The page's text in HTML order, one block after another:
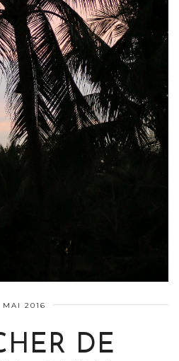
MAI 2016
DE